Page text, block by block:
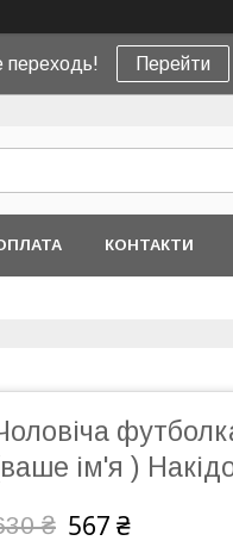
переходь! Перейти
КОНТАКТИ
ім'я )
₴ 567 ₴